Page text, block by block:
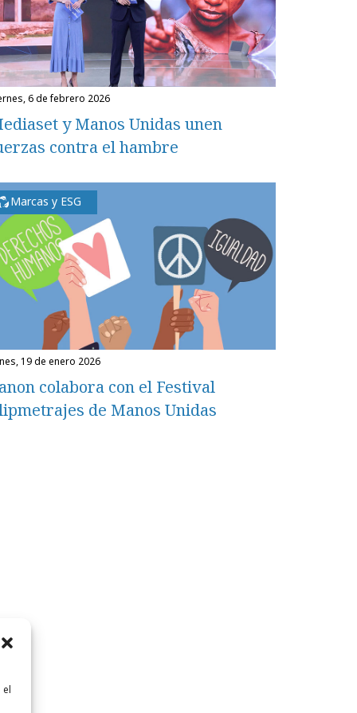
el
6 de febrero 2026
y Manos Unidas unen
contra el hambre
Marcas y ESG
19 de enero 2026
colabora con el Festival
de Manos Unidas